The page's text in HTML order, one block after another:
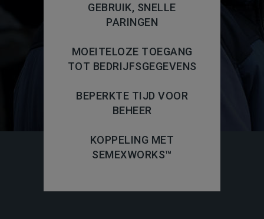
GEBRUIK, SNELLE
PARINGEN
MOEITELOZE TOEGANG
TOT BEDRIJFSGEGEVENS
BEPERKTE TIJD VOOR
BEHEER
KOPPELING MET
SEMEXWORKS™